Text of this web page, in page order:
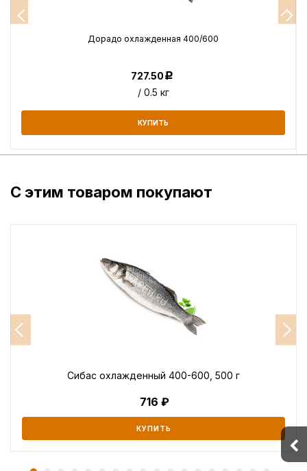
Дорадо охлажденная 400/600
727.50Р
/ 0.5 кг
КУПИТЬ
С этим товаром покупают
Сибас охлажденный 400-600, 500 г
716
КУПИТЬ